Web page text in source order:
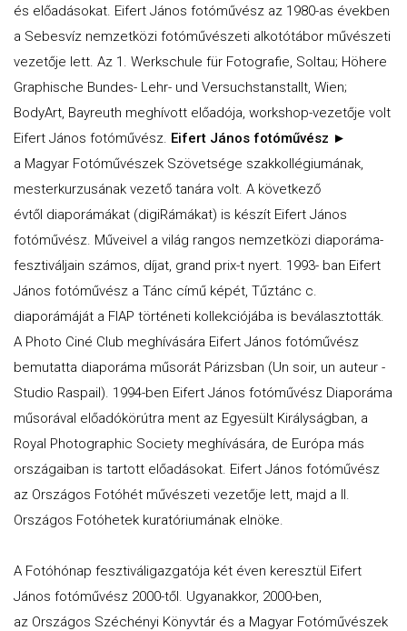
és előadásokat. Eifert János fotóművész az 1980-as években
a Sebesvíz nemzetközi fotóművészeti alkotótábor művészeti
vezetője lett. Az 1. Werkschule für Fotografie, Soltau; Höhere
Graphische Bundes- Lehr- und Versuchstanstallt, Wien;
BodyArt, Bayreuth meghívott előadója, workshop-vezetője volt
Eifert János fotóművész. Eifert János fotóművész ►
a Magyar Fotóművészek Szövetsége szakkollégiumának,
mesterkurzusának vezető tanára volt. A következő
évtől diaporámákat (digiRámákat) is készít Eifert János
fotóművész. Műveivel a világ rangos nemzetközi diaporáma-
fesztiváljain számos, díjat, grand prix-t nyert. 1993- ban Eifert
János fotóművész a Tánc című képét, Tűztánc c.
diaporámáját a FIAP történeti kollekciójába is beválasztották.
A Photo Ciné Club meghívására Eifert János fotóművész
bemutatta diaporáma műsorát Párizsban (Un soir, un auteur -
Studio Raspail). 1994-ben Eifert János fotóművész Diaporáma
műsorával előadókörútra ment az Egyesült Királyságban, a
Royal Photographic Society meghívására, de Európa más
országaiban is tartott előadásokat. Eifert János fotóművész
az Országos Fotóhét művészeti vezetője lett, majd a II.
Országos Fotóhetek kuratóriumának elnöke.
A Fotóhónap fesztiváligazgatója két éven keresztül Eifert
János fotóművész 2000-től. Ugyanakkor, 2000-ben,
az Országos Széchényi Könyvtár és a Magyar Fotóművészek